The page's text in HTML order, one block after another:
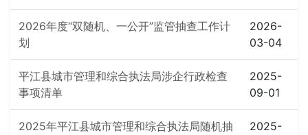
2026年度“双随机、一公开”监管抽查工作计
划
2026-
03-04
平江县城市管理和综合执法局涉企行政检查
事项清单
2025-
09-01
2025年平江县城市管理和综合执法局随机抽
2025-